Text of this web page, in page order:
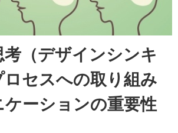
（デザインシンキ
ロセスへの取り組み
ケーションの重要性